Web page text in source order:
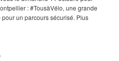
: #TousàVélo, une grande
un parcours sécurisé. Plus